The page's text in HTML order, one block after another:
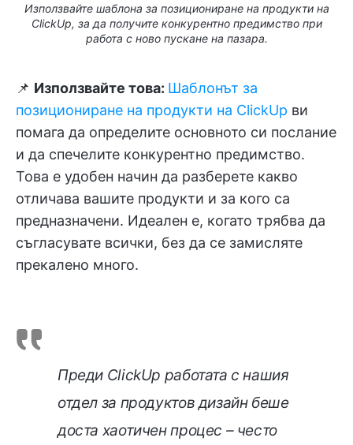
Използвайте шаблона за позициониране на продукти на
ClickUp, за да получите конкурентно предимство при
работа с ново пускане на пазара.
📌 Използвайте това: Шаблонът за
позициониране на продукти на ClickUp ви
помага да определите основното си послание
и да спечелите конкурентно предимство.
Това е удобен начин да разберете какво
отличава вашите продукти и за кого са
предназначени. Идеален е, когато трябва да
съгласувате всички, без да се замисляте
прекалено много.
Преди ClickUp работата с нашия
отдел за продуктов дизайн беше
доста хаотичен процес – често